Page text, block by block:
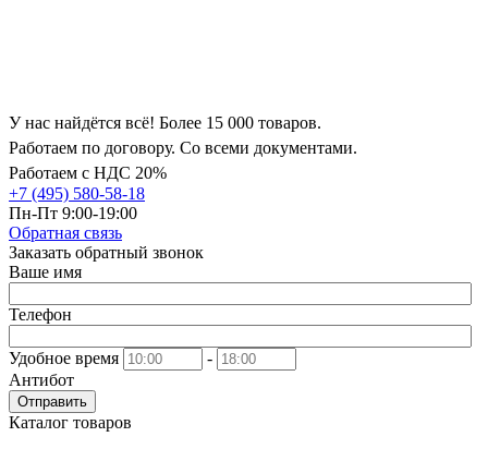
У нас найдётся всё! Более 15 000 товаров.
Работаем по договору. Со всеми документами.
Работаем с НДС 20%
+7 (495) 580-58-18
Пн-Пт 9:00-19:00
Обратная связь
Заказать обратный звонок
Ваше имя
Телефон
Удобное время
-
Антибот
Отправить
Каталог товаров